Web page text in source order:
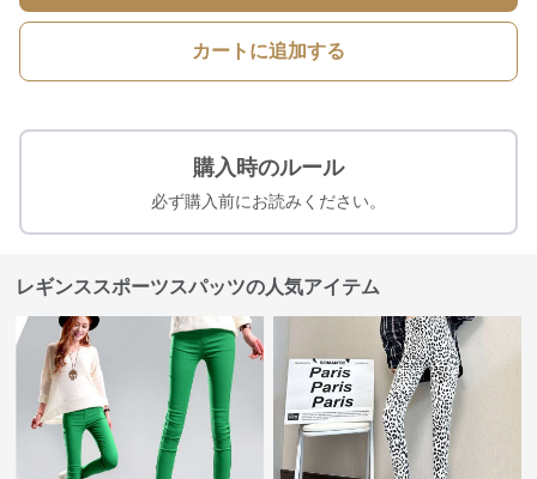
カートに追加する
購入時のルール
必ず購入前にお読みください。
レギンススポーツスパッツの人気アイテム